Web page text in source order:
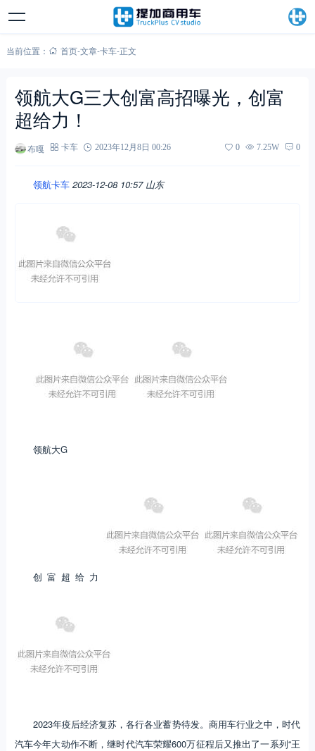
当前位置： 首页-文章-卡车-正文
领航大G三大创富高招曝光，创富
超给力！
布嘎 卡车 2023年12月8日 00:26 0 7.25W 0
领航卡车 2023-12-08 10:57 山东
领航大G
创富超给力
2023年疫后经济复苏，各行各业蓄势待发。商用车行业之中，时代
汽车今年大动作不断，继时代汽车荣耀600万征程后又推出了一系列“王